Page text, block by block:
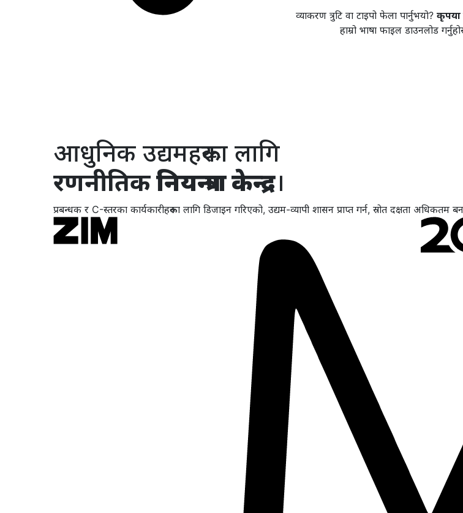
व्याकरण त्रुटि वा टाइपो फेला पार्नुभयो? कृपया
हाम्रो भाषा फाइल डाउनलोड
आधुनिक उद्यमहरूका लागि
रणनीतिकनियन्त्रण केन्द्र।
प्रबन्धक र C-स्तरका कार्यकारीहरूका लागि डिजाइन गरिएको, उद्यम-व्यापी शासन प्राप्त गर्न, स्रोत दक्षता अधिकतम